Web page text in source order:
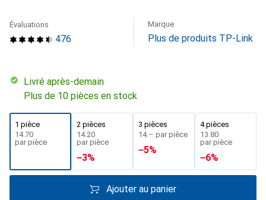
476
Évaluations Marque
Plus de produits TP-Link
Livré après-demain
Plus de 10 pièces en stock
1 pièce
CHF
14.70
par pièce
2 pièces
CHF
14.20
par pièce
−3%
3 pièces
CHF
14.– par pièce
−5%
4 pièces
CHF
13.80
par pièce
−6%
Ajouter au panier